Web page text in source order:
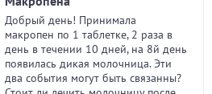
Добрый день! Принимала
макропен по 1 таблетке, 2 раза в
день в течении 10 дней, на 8й день
появилась дикая молочница. Эти
два события могут быть связанны?